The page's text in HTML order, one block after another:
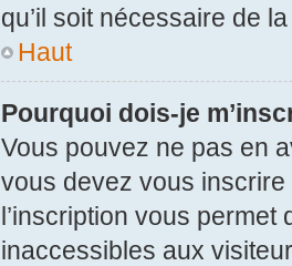
qu’il soit nécessaire de
Haut
Pourquoi dois-je
Vous pouvez ne pas en
vous devez vous
l’inscription vous
inaccessibles aux